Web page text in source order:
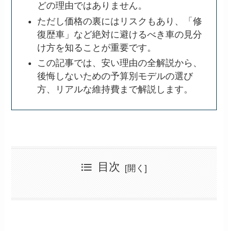
どの理由ではありません。
ただし価格の裏にはリスクもあり、「修
復歴車」など絶対に避けるべき車の見分
け方を知ることが重要です。
この記事では、安い理由の全解説から、
後悔しないための予算別モデルの選び
方、リアルな維持費まで解説します。
目次
【要注意】絶対に買ってはいけない中古車の見分け方
さっそくお得な中古アルファードを探す
総括：アルファード中古が安いのはなぜか、その答え